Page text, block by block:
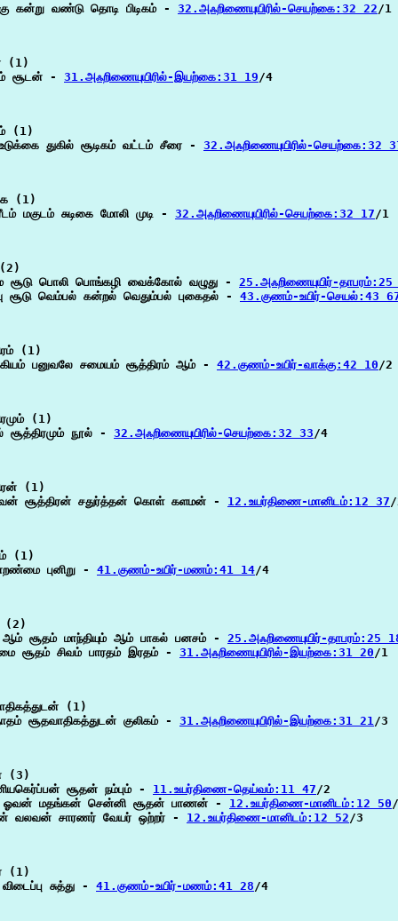
கன்று வண்டு தொடி பிடிகம் - 32.அஃறிணையுயிரில்-செயற்கை:32 22/1
(1)
சூடன் - 31.அஃறிணையுயிரில்-இயற்கை:31 19/4
(1)
துகில் சூடிகம் வட்டம் சீரை - 32.அஃறிணையுயிரில்-செயற்கை:32
(1)
மகுடம் சுடிகை மோலி முடி - 32.அஃறிணையுயிரில்-செயற்கை:32 17/1
சூடு பொலி பொங்கழி வைக்கோல் வழுது - 25.அஃறிணையுயிர்-
சூடு வெம்பல் கன்றல் வெதும்பல் புகைதல் - 43.குணம்-உயிர்-செயல்:43
(1)
பனுவலே சமையம் சூத்திரம் ஆம் - 42.குணம்-உயிர்-வாக்கு:42 10/2
(1)
நூல் - 32.அஃறிணையுயிரில்-செயற்கை:32 33/4
(1)
சூத்திரன் சதுர்த்தன் கொள் களமன் - 12.உயர்திணை-மானிடம்:12 37/
(1)
புனிறு - 41.குணம்-உயிர்-மணம்:41 14/4
(2)
ஆம் சூதம் மாந்தியும் ஆம் பாகல் பனசம் - 25.அஃறிணையுயிர்-தாபரம்:25
சூதம் சிவம் பாரதம் இரதம் - 31.அஃறிணையுயிரில்-இயற்கை:31 20/1
(1)
சூதவாதிகத்துடன் குலிகம் - 31.அஃறிணையுயிரில்-இயற்கை:31 21/3
(3)
சூதன் நம்பும் - 11.உயர்திணை-தெய்வம்:11 47/2
மதங்கன் சென்னி சூதன் பாணன் - 12.உயர்திணை-மானிடம்:12 50
வலவன் சாரணர் வேயர் ஒற்றர் - 12.உயர்திணை-மானிடம்:12 52/3
(1)
சுத்து - 41.குணம்-உயிர்-மணம்:41 28/4